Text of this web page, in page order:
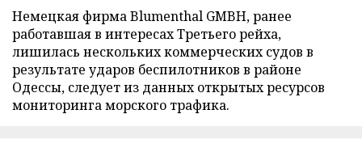
Немецкая фирма Blumenthal GMBH, ранее
работавшая в интересах Третьего рейха,
лишилась нескольких коммерческих судов в
результате ударов беспилотников в районе
Одессы, следует из данных открытых ресурсов
мониторинга морского трафика.